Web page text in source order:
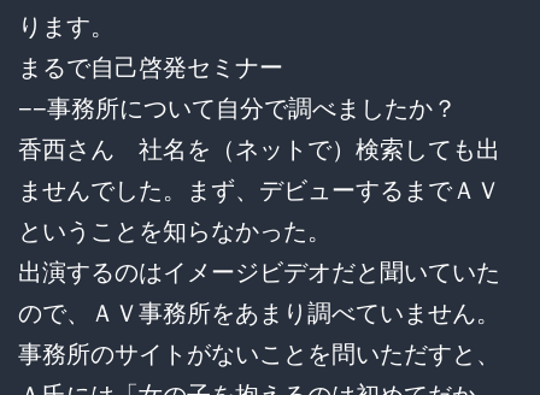
ります。
まるで自己啓発セミナー
−−事務所について自分で調べましたか？
香西さん 社名を（ネットで）検索しても出
ませんでした。まず、デビューするまでＡＶ
ということを知らなかった。
出演するのはイメージビデオだと聞いていた
ので、ＡＶ事務所をあまり調べていません。
事務所のサイトがないことを問いただすと、